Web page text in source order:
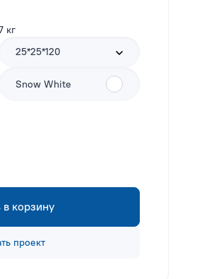
кг
25*25*120
Snow White
корзину
проект